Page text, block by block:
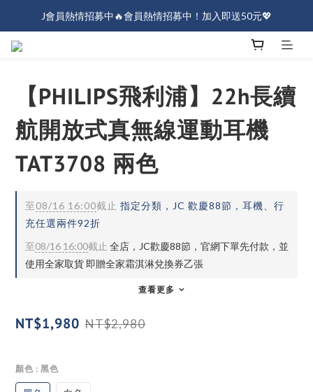
J會員熱情招募中🔥會員熱情招募中！加入即送50元💖
J會員熱情招募中🔥會員熱情招募中！加入即送50元💖
【PHILIPS飛利浦】22h長續
航開放式真無線運動耳機
TAT3708 兩色
至08/16 16:00截止 指定分類，JC 歡慶88節，耳機、行
充任選兩件92折
至08/16 16:00截止 全店，JC歡慶88節，官網下單先付款，並
使用全家取貨 即贈全家霜淇淋兌換券乙張
查看更多
NT$1,980 NT$2,980
顏色 : 黑色